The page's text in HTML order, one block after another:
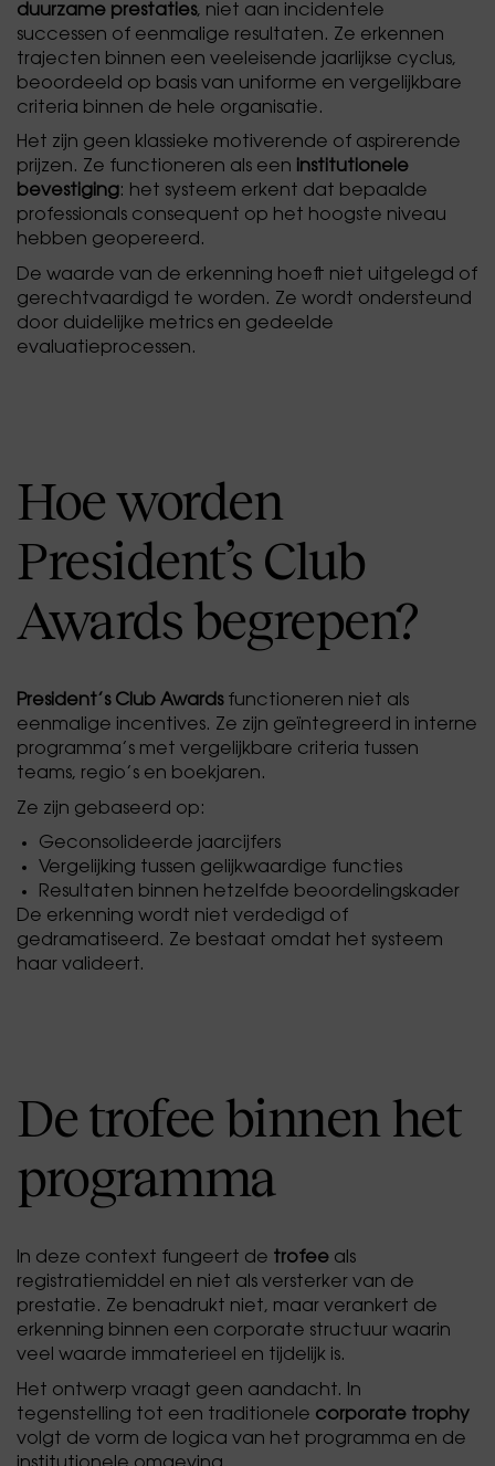
duurzame prestaties, niet aan incidentele
successen of eenmalige resultaten. Ze erkennen
trajecten binnen een veeleisende jaarlijkse cyclus,
beoordeeld op basis van uniforme en vergelijkbare
criteria binnen de hele organisatie.
Het zijn geen klassieke motiverende of aspirerende
prijzen. Ze functioneren als een institutionele
bevestiging: het systeem erkent dat bepaalde
professionals consequent op het hoogste niveau
hebben geopereerd.
De waarde van de erkenning hoeft niet uitgelegd of
gerechtvaardigd te worden. Ze wordt ondersteund
door duidelijke metrics en gedeelde
evaluatieprocessen.
Hoe worden
President’s Club
Awards begrepen?
President’s Club Awardsfunctioneren niet als
eenmalige incentives. Ze zijn geïntegreerd in interne
programma’s met vergelijkbare criteria tussen
teams, regio’s en boekjaren.
Ze zijn gebaseerd op:
Geconsolideerde jaarcijfers
Vergelijking tussen gelijkwaardige functies
Resultaten binnen hetzelfde beoordelingskader
De erkenning wordt niet verdedigd of
gedramatiseerd. Ze bestaat omdat het systeem
haar valideert.
De trofee binnen het
programma
In deze context fungeert de trofee als
registratiemiddel en niet als versterker van de
prestatie. Ze benadrukt niet, maar verankert de
erkenning binnen een corporate structuur waarin
veel waarde immaterieel en tijdelijk is.
Het ontwerp vraagt geen aandacht. In
tegenstelling tot een traditionele corporate trophy
volgt de vorm de logica van het programma en de